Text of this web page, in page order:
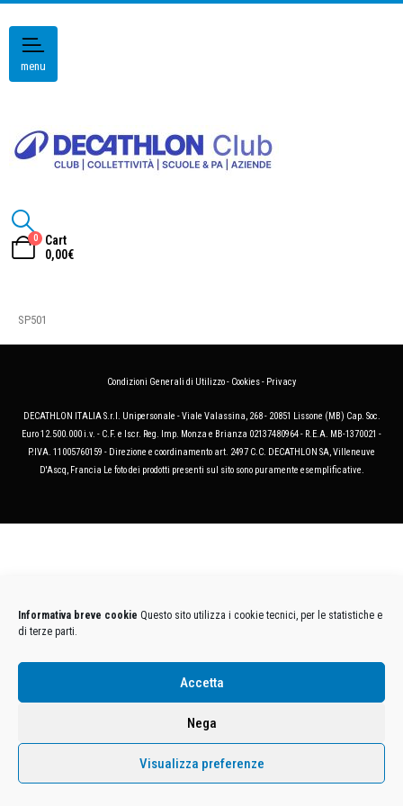
Informativa breve cookie Questo sito utilizza i cookie tecnici, per le statistiche e
di terze parti.
Accetta
Nega
Visualizza preferenze
menu
0
Cart
0,00€
SP501
Condizioni Generali di Utilizzo- Cookies- Privacy
DECATHLON ITALIA S.r.l. Unipersonale - Viale Valassina, 268 - 20851 Lissone (MB) Cap. Soc.
Euro 12.500.000 i.v. - C.F. e Iscr. Reg. Imp. Monza e Brianza 02137480964 - R.E.A. MB-1370021 -
P.IVA. 11005760159 - Direzione e coordinamento art. 2497 C.C. DECATHLON SA, Villeneuve
D'Ascq, Francia Le foto dei prodotti presenti sul sito sono puramente esemplificative.